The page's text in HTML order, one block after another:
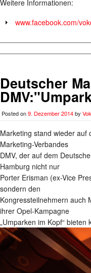
Weitere Informationen:
www.facebook.com/
Deutscher
Posted on9. Dezember 2014by
Marketing stand wieder auf
Marketing-Verbandes
DMV, der auf dem
Hamburg nicht nur
Porter Erisman (ex-Vice
sondern den
Kongressteilnehmern auch
ihrer Opel-Kampagne
„Umparken im Kopf“ bieten